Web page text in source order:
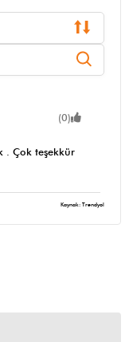
(0)
. Çok teşekkür
Kaynak: Trendyol